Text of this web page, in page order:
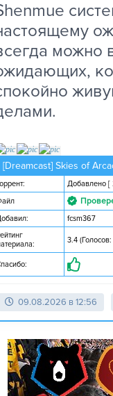
можно
[Dreamcast] Skies of
Добавлено [
fcsm367
3.4
09.08.2026 в 12:56